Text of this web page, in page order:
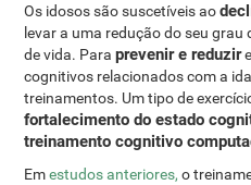
Os idosos são suscetíveis ao
levar a uma redução do seu grau
de vida. Paraprevenir e reduzir
cognitivos relacionados com a
treinamentos. Um tipo de
fortalecimento do estado
treinamento cognitivo
Emestudos anteriores, o